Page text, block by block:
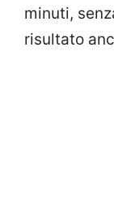
minuti,
risultato